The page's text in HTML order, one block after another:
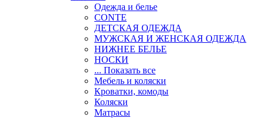
Одежда и белье
CONTE
ДЕТСКАЯ ОДЕЖДА
МУЖСКАЯ И ЖЕНСКАЯ ОДЕЖДА
НИЖНЕЕ БЕЛЬЕ
НОСКИ
... Показать все
Мебель и коляски
Кроватки, комоды
Коляски
Матрасы